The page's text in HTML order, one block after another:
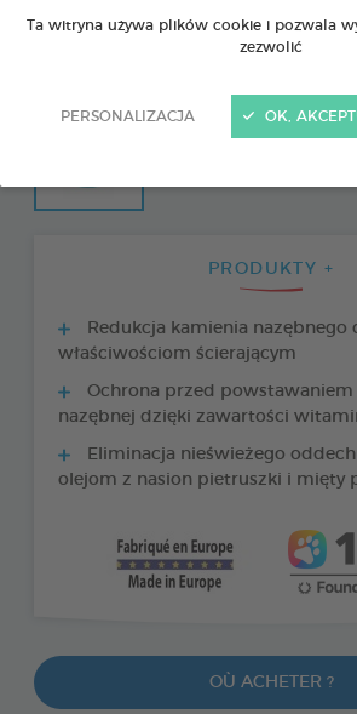
Ta witryna używa plików cookie i pozwala
zezwolić
PERSONALIZACJA OK,
PRODUKTY +
Redukcja kamienia nazębnego
właściwościom ścierającym
Ochrona przed powstawaniem
nazębnej dzięki zawartości
Eliminacja nieświeżego
olejom z nasion pietruszki i mięty
OÙ ACHETER ?